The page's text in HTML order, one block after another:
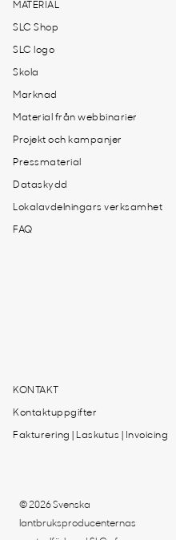
MATERIAL
SLC Shop
SLC logo
Skola
Marknad
Material från webbinarier
Projekt och kampanjer
Pressmaterial
Dataskydd
Lokalavdelningars verksamhet
FAQ
KONTAKT
Kontaktuppgifter
Fakturering | Laskutus | Invoicing
© 2026 Svenska
lantbruksproducenternas